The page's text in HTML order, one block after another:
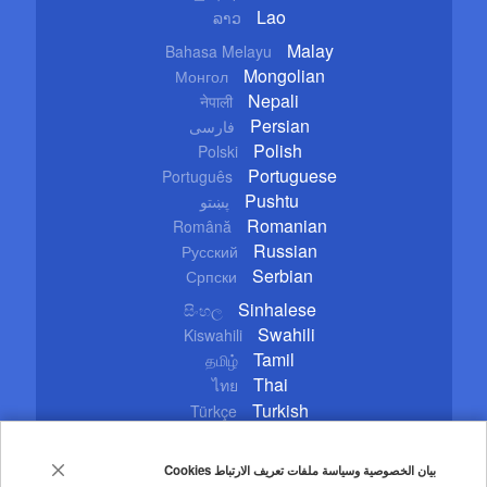
ລາວ Lao
Bahasa Melayu Malay
Монгол Mongolian
नेपाली Nepali
فارسی Persian
Polski Polish
Português Portuguese
پښتو Pushtu
Română Romanian
Русский Russian
Српски Serbian
සිංහල Sinhalese
Kiswahili Swahili
தமிழ் Tamil
ไทย Thai
Türkçe Turkish
اردو
بيان الخصوصية وسياسة ملفات تعريف الارتباط Cookies